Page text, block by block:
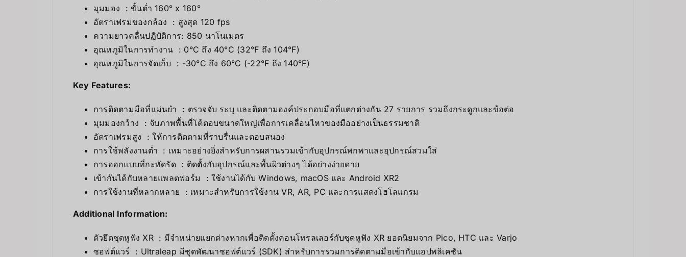
มุมมอง : ขั้นต่ำ 160° x 160°
อัตราเฟรมของกล้อง : สูงสุด 120 fps
ความยาวคลื่นปฏิบัติการ: 850 นาโนเมตร
อุณหภูมิในการทำงาน : 0°C ถึง 40°C (32°F ถึง 104°F)
อุณหภูมิในการจัดเก็บ : -30°C ถึง 60°C (-22°F ถึง 140°F)
Key Features:
การติดตามมือที่แม่นยำ : ตรวจจับ ระบุ และติดตามองค์ประกอบมือที่แตกต่างกัน 27 รายการ รวมถึงกระดูกและข้อต่อ
มุมมองกว้าง : จับภาพพื้นที่โต้ตอบขนาดใหญ่เพื่อการเคลื่อนไหวของมืออย่างเป็นธรรมชาติ
อัตราเฟรมสูง : ให้การติดตามที่ราบรื่นและตอบสนอง
การใช้พลังงานต่ำ : เหมาะอย่างยิ่งสำหรับการผสานรวมเข้ากับอุปกรณ์พกพาและอุปกรณ์สวมใส่
การออกแบบที่กะทัดรัด : ติดตั้งกับอุปกรณ์และพื้นผิวต่างๆ ได้อย่างง่ายดาย
เข้ากันได้กับหลายแพลตฟอร์ม : ใช้งานได้กับ Windows, macOS และ Android XR2
การใช้งานที่หลากหลาย : เหมาะสำหรับการใช้งาน VR, AR, PC และการแสดงโฮโลแกรม
Additional Information:
ตัวยึดชุดหูฟัง XR : มีจำหน่ายแยกต่างหากเพื่อติดตั้งคอนโทรลเลอร์กับชุดหูฟัง XR ยอดนิยมจาก Pico, HTC และ Varjo
ซอฟต์แวร์ : Ultraleap มีชุดพัฒนาซอฟต์แวร์ (SDK) สำหรับการรวมการติดตามมือเข้ากับแอปพลิเคชัน